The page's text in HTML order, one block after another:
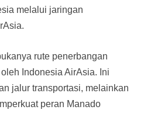
melalui jaringan
rute penerbangan
Indonesia AirAsia. Ini
jalur transportasi, melainkan
peran Manado